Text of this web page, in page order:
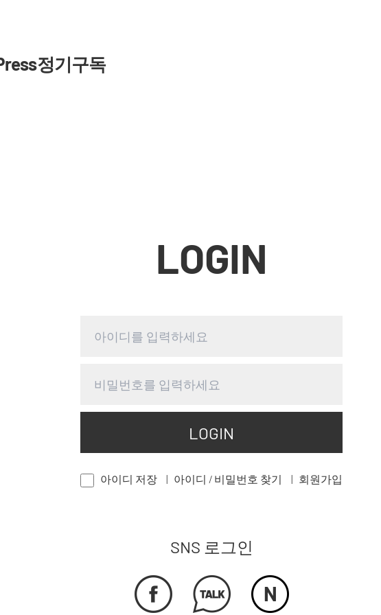
정기구독
LOGIN
LOGIN
아이디 저장 아이디 / 비밀번호 찾기 회원가입
SNS 로그인